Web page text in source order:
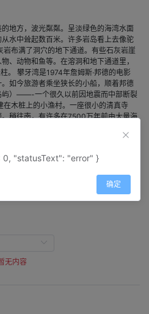
地方，波光粼粼。呈淡绿色的海湾水面
水中耸起数百米。许多岩岛看上去像驼
布满了洞穴的地下通道。有些石灰岩崖
、动物和鱼等。在溶洞和地下通道里，
。 攀牙湾是1974年詹姆斯·邦德的电影
如今旅游者乘坐狭长的小船，顺着邦德
屿）——-一个很久以前因地震而中部断裂
木桩上的小渔村。一座很小的清真寺
稍往南，有许多在7500万年前由大量海
仿佛被巨大的擀面杖擀过似的。这就是
墓碑。
无内容
"statusText": "error" }
确定